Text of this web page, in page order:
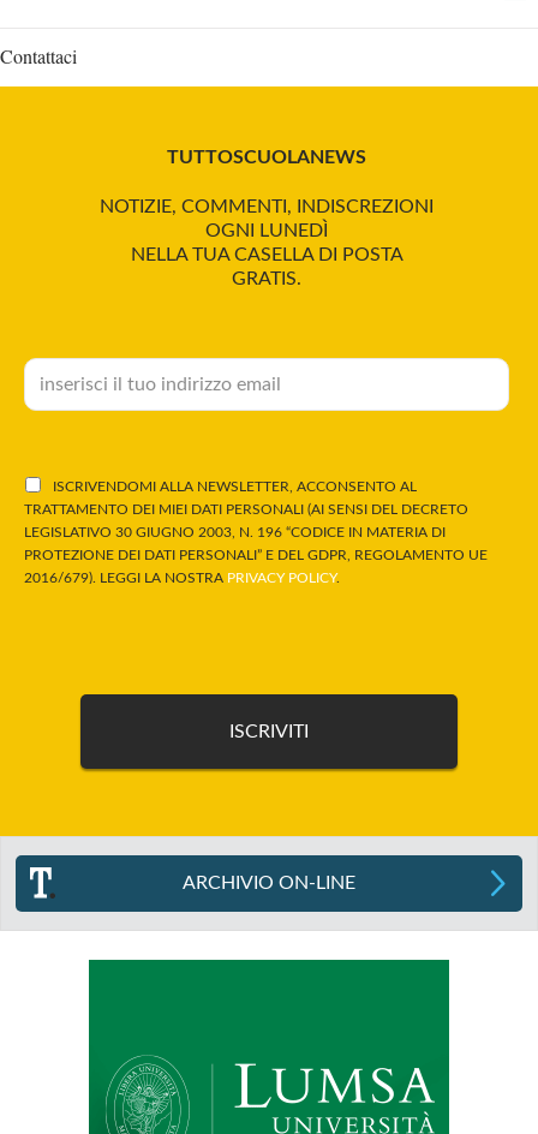
Contattaci
TUTTOSCUOLANEWS
NOTIZIE, COMMENTI, INDISCREZIONI
OGNI LUNEDÌ
NELLA TUA CASELLA DI POSTA
GRATIS.
ISCRIVENDOMI ALLA NEWSLETTER, ACCONSENTO AL
TRATTAMENTO DEI MIEI DATI PERSONALI (AI SENSI DEL DECRETO
LEGISLATIVO 30 GIUGNO 2003, N. 196 “CODICE IN MATERIA DI
PROTEZIONE DEI DATI PERSONALI” E DEL GDPR, REGOLAMENTO UE
2016/679). LEGGI LA NOSTRA PRIVACY POLICY.
ARCHIVIO ON-LINE